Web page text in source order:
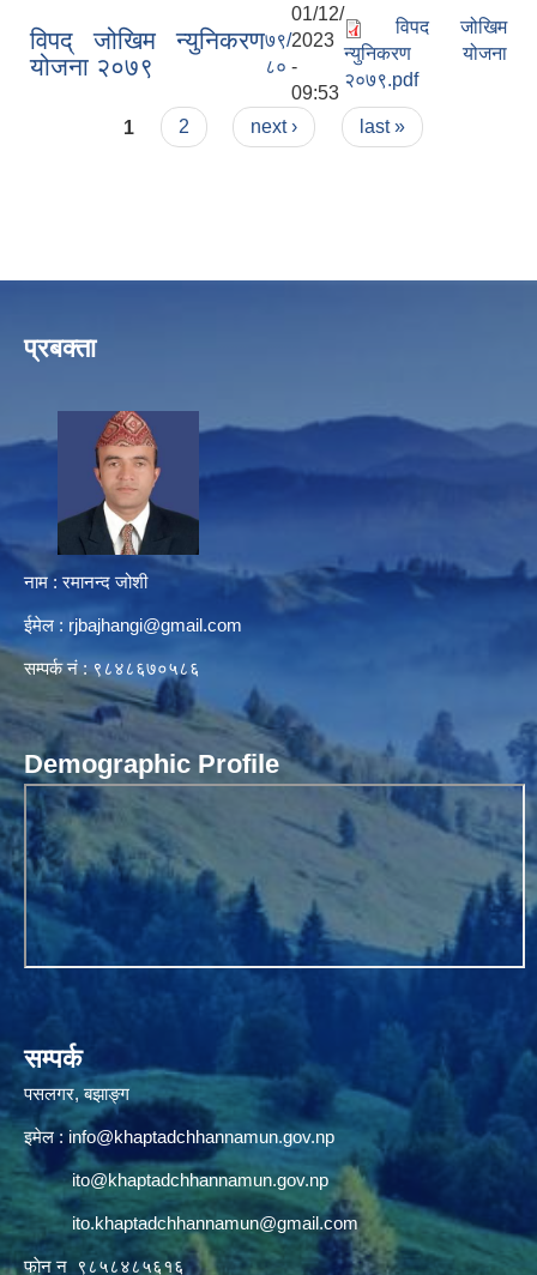
विपद् जोखिम न्युनिकरण
योजना २०७९
७९/
८०
01/12/
2023
-
09:53
विपद जोखिम
न्युनिकरण योजना
२०७९.pdf
Pages
1 2 next › last »
प्रबक्ता
नाम : रमानन्द जोशी
ईमेल : rjbajhangi@gmail.com
सम्पर्क नं : ९८४८६७०५८६
Demographic Profile
सम्पर्क
पसलगर, बझाङ्ग
इमेल : info@khaptadchhannamun.gov.np
ito@khaptadchhannamun.gov.np
ito.khaptadchhannamun@gmail.com
फाेन न‌‍‍ ९८५८४८५६१६